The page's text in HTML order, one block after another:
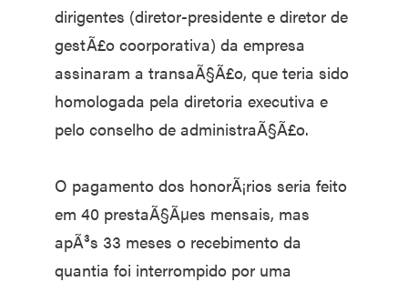
dirigentes (diretor-presidente e diretor de
gestÃ£o coorporativa) da empresa
assinaram a transaÃ§Ã£o, que teria sido
homologada pela diretoria executiva e
pelo conselho de administraÃ§Ã£o.
O pagamento dos honorÃ¡rios seria feito
em 40 prestaÃ§Ãµes mensais, mas
apÃ³s 33 meses o recebimento da
quantia foi interrompido por uma